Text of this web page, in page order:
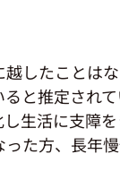
したことは
と推定されて
生活に支障を
た方、長年